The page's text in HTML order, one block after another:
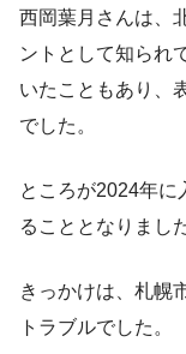
西岡葉月さんは、
ントとして知られ
いたこともあり、
でした。
ところが2024年に
ることとなりまし
きっかけは、札幌
トラブルでした。